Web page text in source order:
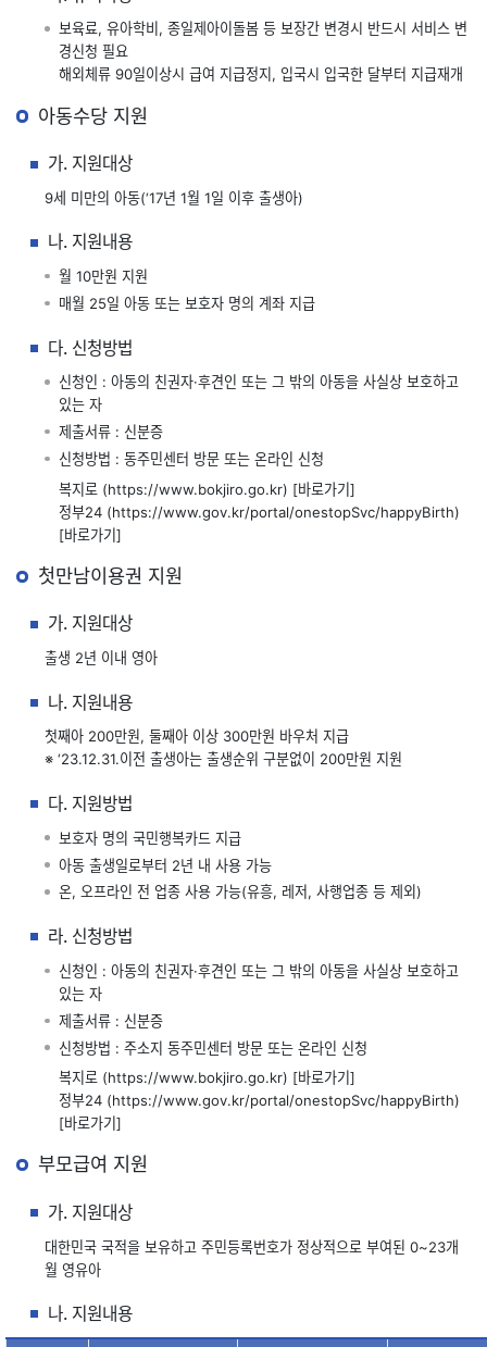
보육료, 유아학비, 종일제아이돌봄 등 보장간 변경시 반드시 서비스 변
경신청 필요
해외체류 90일이상시 급여 지급정지, 입국시 입국한 달부터 지급재개
아동수당 지원
가. 지원대상
9세 미만의 아동(‘17년 1월 1일 이후 출생아)
나. 지원내용
월 10만원 지원
매월 25일 아동 또는 보호자 명의 계좌 지급
다. 신청방법
신청인 : 아동의 친권자·후견인 또는 그 밖의 아동을 사실상 보호하고
있는 자
제출서류 : 신분증
신청방법 : 동주민센터 방문 또는 온라인 신청
복지로 (https://www.bokjiro.go.kr) [바로가기]
정부24 (https://www.gov.kr/portal/onestopSvc/happyBirth)
[바로가기]
첫만남이용권 지원
가. 지원대상
출생 2년 이내 영아
나. 지원내용
첫째아 200만원, 둘째아 이상 300만원 바우처 지급
※ ‘23.12.31.이전 출생아는 출생순위 구분없이 200만원 지원
다. 지원방법
보호자 명의 국민행복카드 지급
아동 출생일로부터 2년 내 사용 가능
온, 오프라인 전 업종 사용 가능(유흥, 레저, 사행업종 등 제외)
라. 신청방법
신청인 : 아동의 친권자·후견인 또는 그 밖의 아동을 사실상 보호하고
있는 자
제출서류 : 신분증
신청방법 : 주소지 동주민센터 방문 또는 온라인 신청
복지로 (https://www.bokjiro.go.kr) [바로가기]
정부24 (https://www.gov.kr/portal/onestopSvc/happyBirth)
[바로가기]
부모급여 지원
가. 지원대상
대한민국 국적을 보유하고 주민등록번호가 정상적으로 부여된 0~23개
월 영유아
나. 지원내용